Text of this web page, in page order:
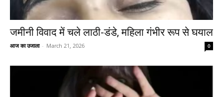
जमीनी विवाद में चले लाठी-डंडे, महिला गंभीर रूप से घयाल
आज का उजाला - March 21, 2026 0